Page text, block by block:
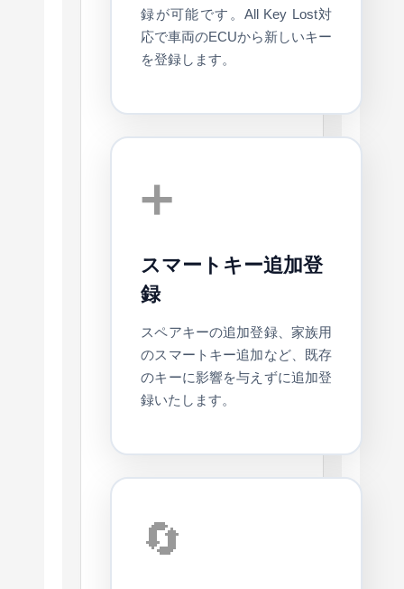
録が可能です。All Key Lost対
応で車両のECUから新しいキー
を登録します。
➕
スマートキー追加登
録
スペアキーの追加登録、家族用
のスマートキー追加など、既存
のキーに影響を与えずに追加登
録いたします。
🔄